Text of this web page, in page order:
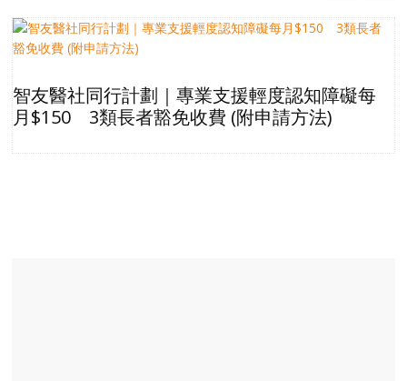
智友醫社同行計劃｜專業支援輕度認知障礙每
月$150 3類長者豁免收費 (附申請方法)